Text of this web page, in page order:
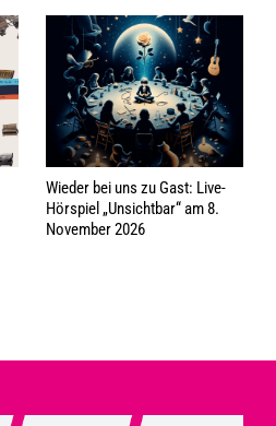
Wieder bei uns zu Gast: Live-
Hörspiel „Unsichtbar“ am 8.
November 2026